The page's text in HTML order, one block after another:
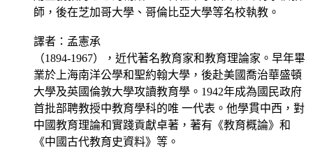
師，後在芝加哥大學、哥倫比亞大學等名校執教。
譯者：孟憲承
（1894-1967），近代著名教育家和教育理論家。早年畢
業於上海南洋公學和聖約翰大學，後赴美國喬治華盛頓
大學及英國倫敦大學攻讀教育學。1942年成為國民政府
首批部聘教授中教育學科的唯 一代表。他學貫中西，對
中國教育理論和實踐貢獻卓著，著有《教育概論》和
《中國古代教育史資料》等。